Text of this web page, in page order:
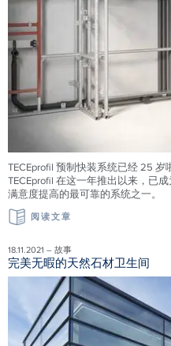
TECEprofil 预制快装系统已经 25
TECEprofil 在这一年推出以来，已
满意度提高的最可靠的系统之一。
阅读文章
18.11.2021 – 故事
完美无暇的天然石材卫生间